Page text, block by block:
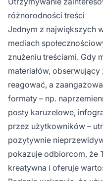
różnorodności treści
Jednym z największych
mediach
znużeniu treściami. Gdy
materiałów,
reagować, a
formaty – np.
posty karuzelowe,
przez użytkowników –
pozytywnie
pokazuje odbiorcom, że
kreatywna i oferuje